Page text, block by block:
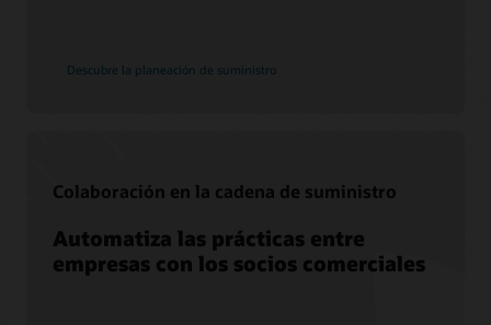
Descubre la planeación de suministro
Colaboración en la cadena de suministro
Automatiza las prácticas entre
empresas con los socios comerciales